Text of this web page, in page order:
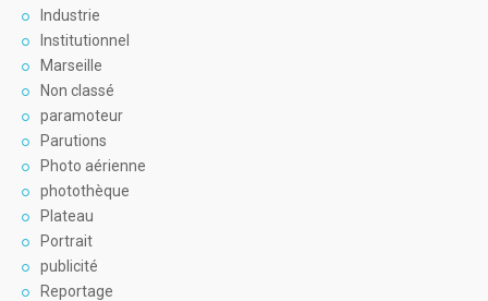
Industrie
Institutionnel
Marseille
Non classé
paramoteur
Parutions
Photo aérienne
photothèque
Plateau
Portrait
publicité
Reportage